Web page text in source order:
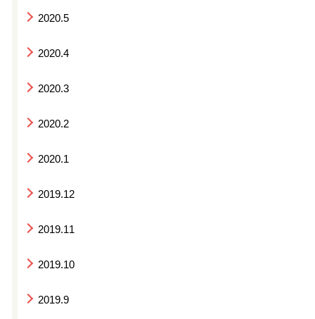
2020.5
2020.4
2020.3
2020.2
2020.1
2019.12
2019.11
2019.10
2019.9